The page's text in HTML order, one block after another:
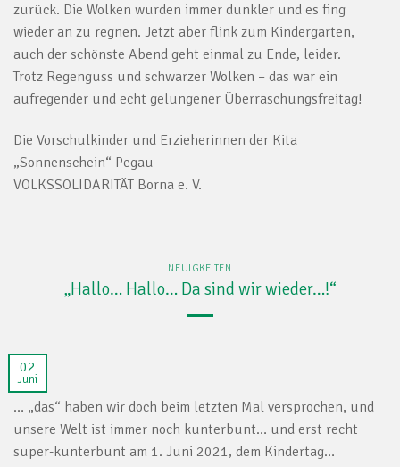
zurück. Die Wolken wurden immer dunkler und es fing
wieder an zu regnen. Jetzt aber flink zum Kindergarten,
auch der schönste Abend geht einmal zu Ende, leider.
Trotz Regenguss und schwarzer Wolken – das war ein
aufregender und echt gelungener Überraschungsfreitag!
Die Vorschulkinder und Erzieherinnen der Kita
„Sonnenschein“ Pegau
VOLKSSOLIDARITÄT Borna e. V.
NEUIGKEITEN
„Hallo… Hallo… Da sind wir wieder…!“
02
Juni
… „das“ haben wir doch beim letzten Mal versprochen, und
unsere Welt ist immer noch kunterbunt… und erst recht
super-kunterbunt am 1. Juni 2021, dem Kindertag…